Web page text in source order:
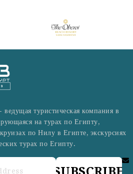
туристическая компания в
на турах по Египту,
по Нилу в Египте, экскурсиях
турах по Египту.